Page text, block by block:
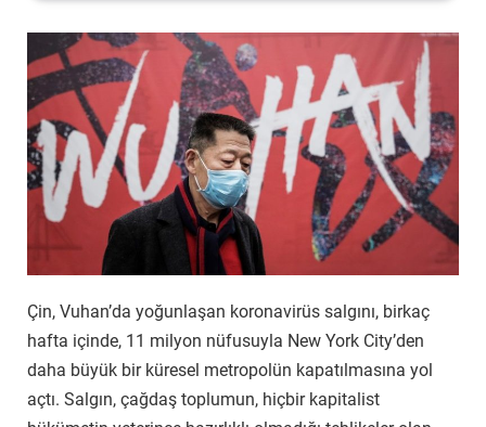
Çin, Vuhan’da yoğunlaşan koronavirüs salgını, birkaç
hafta içinde, 11 milyon nüfusuyla New York City’den
daha büyük bir küresel metropolün kapatılmasına yol
açtı. Salgın, çağdaş toplumun, hiçbir kapitalist